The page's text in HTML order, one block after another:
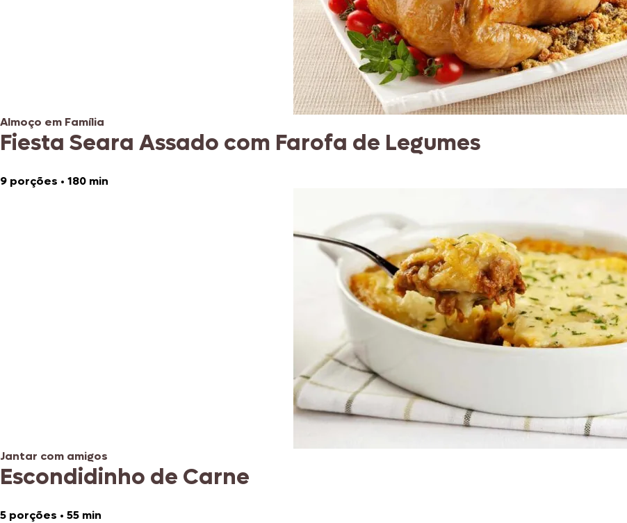
Almoço em Família
Fiesta Seara Assado com Farofa de Legumes
9 porções • 180 min
Jantar com amigos
Escondidinho de Carne
5 porções • 55 min